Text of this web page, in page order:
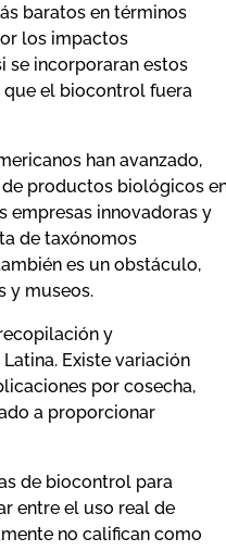
baratos en términos
los impactos
se incorporaran estos
que el biocontrol fuera
han avanzado,
productos biológicos
empresas innovadoras y
de taxónomos
es un obstáculo,
y museos.
y
Existe variación
por cosecha,
a proporcionar
de biocontrol para
entre el uso real de
no califican como